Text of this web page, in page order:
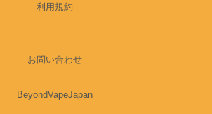
利用規約
お問い合わせ
BeyondVapeJapan